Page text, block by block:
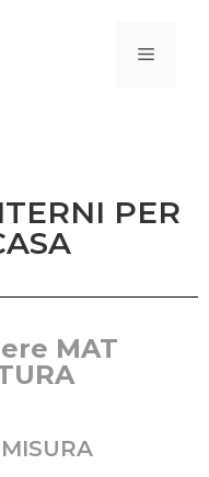
PER
MAT